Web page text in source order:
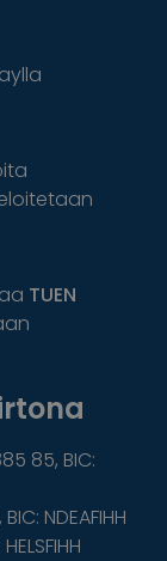
TUEN
85, BIC:
NDEAFIHH